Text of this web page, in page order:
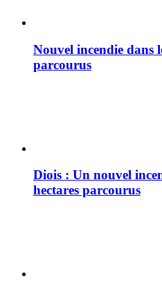
Nouvel incendie dans
parcourus
Diois : Un nouvel
hectares parcourus